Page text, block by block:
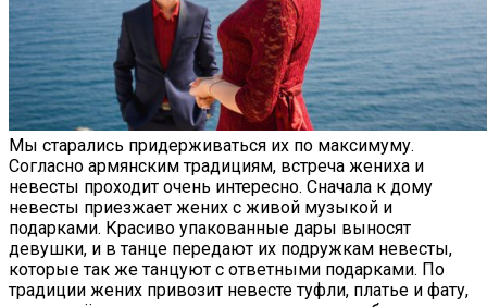
Мы старались придерживаться их по максимуму.
Согласно армянским традициям, встреча жениха и
невесты проходит очень интересно. Сначала к дому
невесты приезжает жених с живой музыкой и
подарками. Красиво упакованные дары выносят
девушки, и в танце передают их подружкам невесты,
которые так же танцуют с ответными подарками. По
традиции жених привозит невесте туфли, платье и фату,